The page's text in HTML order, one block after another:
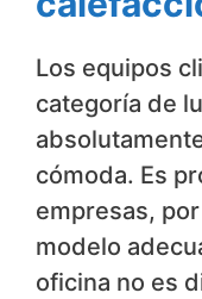
Los equipos
categoría de
cómoda. Es
empresas,
modelo
oficina no es